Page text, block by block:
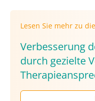
Lesen Sie mehr zu
Verbesserung
durch gezielte